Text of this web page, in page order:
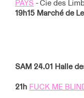
PAYS- Cie des
19h15 Marché de
SAM 24.01 Halle
21h FUCK ME